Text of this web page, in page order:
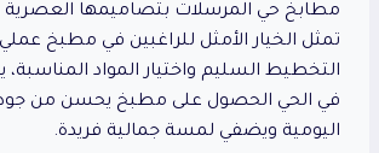
مطابخ حي المرسلات بتصاميمها العصرية
تمثل الخيار الأمثل للراغبين في مطبخ
التخطيط السليم واختيار المواد
في الحي الحصول على مطبخ يحسن من
اليومية ويضفي لمسة جمالية فريدة.